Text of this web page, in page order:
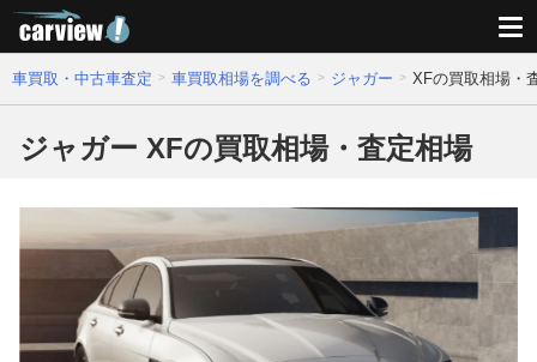
車買取・中古車査定 車買取相場を調べる ジャガー XFの買取相場・
ジャガー XFの買取相場・査定相場